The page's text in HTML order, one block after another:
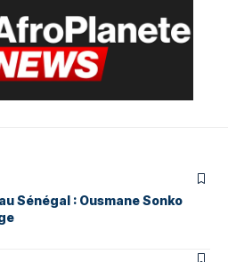
Sénégal : Ousmane Sonko